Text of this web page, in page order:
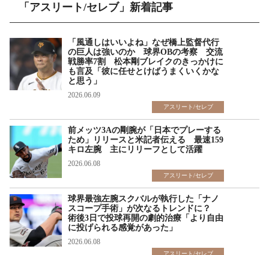
「アスリート/セレブ」新着記事
「風通しはいいよね」なぜ橋上監督代行
の巨人は強いのか 球界OBの考察 交流
戦勝率7割 松本剛ブレイクのきっかけに
も言及「彼に任せとけばうまくいくかな
と思う」
2026.06.09
アスリート/セレブ
前メッツ3Aの剛腕が「日本でプレーする
ため」リリースと米記者伝える 最速159
キロ左腕 主にリリーフとして活躍
2026.06.08
アスリート/セレブ
球界最強左腕スクバルが執行した「ナノ
スコープ手術」が次なるトレンドに？
術後3日で投球再開の劇的治療「より自由
に投げられる感覚があった」
2026.06.08
アスリート/セレブ